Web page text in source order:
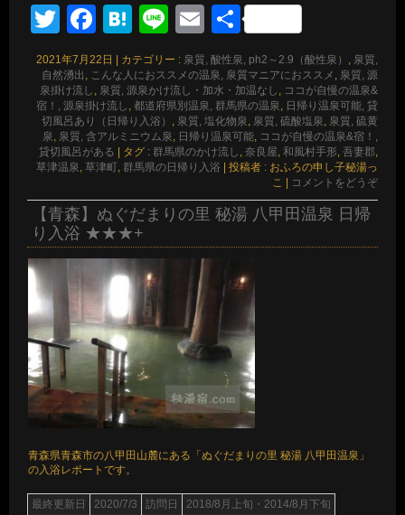
TwitterFacebook
Hatena
LineEmail
共
有
2021年7月22日 | カテゴリー : 泉質, 酸性泉, ph2～2.9（酸性泉）
泉質,
自然湧出
こんな人におススメの温泉, 泉質マニアにおススメ
泉質, 源
泉掛け流し
泉質, 源泉かけ流し・加水・加温なし
ココが自慢の温泉&
宿！, 源泉掛け流し 都道府県別温泉, 群馬県の温泉
日帰り温泉可能, 貸
切風呂あり（日帰り入浴）
泉質, 塩化物泉 泉質, 硫酸塩泉 泉質, 硫黄
泉 泉質, 含アルミニウム泉 日帰り温泉可能 ココが自慢の温泉&宿！,
貸切風呂がある | タグ : 群馬県のかけ流し 奈良屋 和風村手形 吾妻郡
草津温泉 草津町 群馬県の日帰り入浴 | 投稿者 : おふろの申し子秘湯っ
こ | コメントをどうぞ
【青森】ぬぐだまりの里 秘湯 八甲田温泉 日帰
り入浴 ★★★+
青森県青森市の八甲田山麓にある「ぬぐだまりの里 秘湯 八甲田温泉」
の入浴レポートです。
最終更新日 2020/7/3 訪問日 2018/8月上旬・2014/8月下旬